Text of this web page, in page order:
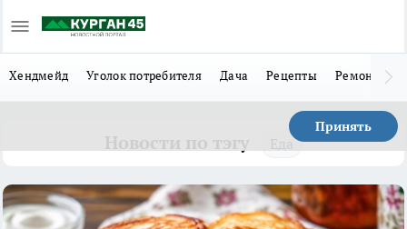
Хендмейд Уголок потребителя Дача Рецепты Ремонт
Принять